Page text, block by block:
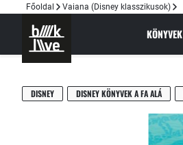
Főoldal Vaiana (Disney klasszikusok)
KÖNYVEK
DISNEY DISNEY KÖNYVEK A FA ALÁ